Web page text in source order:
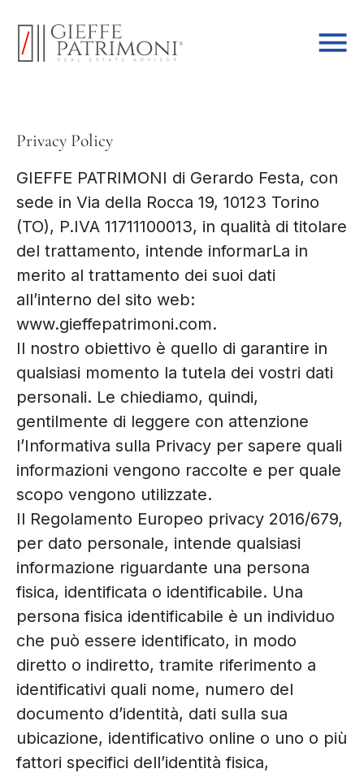
Privacy Policy
GIEFFE PATRIMONI di Gerardo Festa, con
sede in Via della Rocca 19, 10123 Torino
(TO), P.IVA 11711100013, in qualità di titolare
del trattamento, intende informarLa in
merito al trattamento dei suoi dati
all’interno del sito web:
www.gieffepatrimoni.com.
Il nostro obiettivo è quello di garantire in
qualsiasi momento la tutela dei vostri dati
personali. Le chiediamo, quindi,
gentilmente di leggere con attenzione
l’Informativa sulla Privacy per sapere quali
informazioni vengono raccolte e per quale
scopo vengono utilizzate.
Il Regolamento Europeo privacy 2016/679,
per dato personale, intende qualsiasi
informazione riguardante una persona
fisica, identificata o identificabile. Una
persona fisica identificabile è un individuo
che può essere identificato, in modo
diretto o indiretto, tramite riferimento a
identificativi quali nome, numero del
documento d’identità, dati sulla sua
ubicazione, identificativo online o uno o più
fattori specifici dell’identità fisica,